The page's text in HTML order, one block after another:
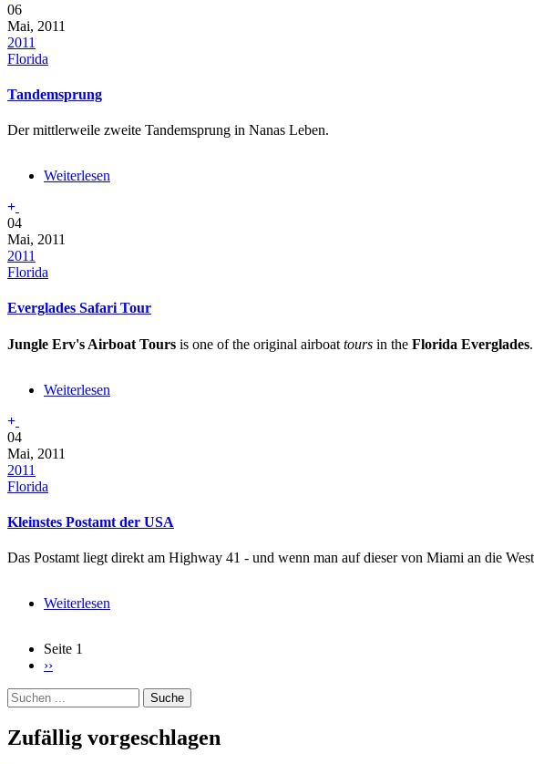
06
Mai, 2011
2011
Florida
Tandemsprung
Der mittlerweile zweite Tandemsprung in Nanas Leben.
Weiterlesen
04
Mai, 2011
2011
Florida
Everglades Safari Tour
Jungle Erv's Airboat Tours is one of the original airboat tours in the Florida Everglades.
Weiterlesen
04
Mai, 2011
2011
Florida
Kleinstes Postamt der USA
Das Postamt liegt direkt am Highway 41 - und wenn man auf dieser von Miami an die
Weiterlesen
Seitennummerierung
Seite 1
Nächste
››
Suche
Zufällig vorgeschlagen